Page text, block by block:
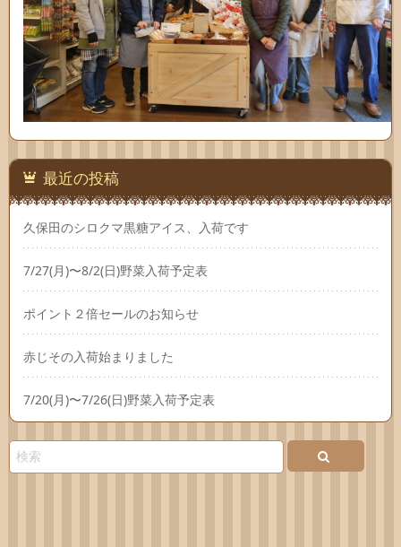
最近の投稿
久保田のシロクマ黒糖アイス、入荷です
7/27(月)〜8/2(日)野菜入荷予定表
ポイント２倍セールのお知らせ
赤じその入荷始まりました
7/20(月)〜7/26(日)野菜入荷予定表